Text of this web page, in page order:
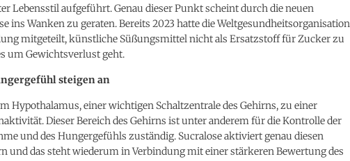
Lebensstil aufgeführt. Genau dieser Punkt scheint durch die neuen
ins Wanken zu geraten. Bereits 2023 hatte die Weltgesundheitsorganisation
mitgeteilt, künstliche Süßungsmittel nicht als Ersatzstoff für Zucker zu
um Gewichtsverlust geht.
steigen an
Hypothalamus, einer wichtigen Schaltzentrale des Gehirns, zu einer
Dieser Bereich des Gehirns ist unter anderem für die Kontrolle der
und des Hungergefühls zuständig. Sucralose aktiviert genau diesen
und das steht wiederum in Verbindung mit einer stärkeren Bewertung des